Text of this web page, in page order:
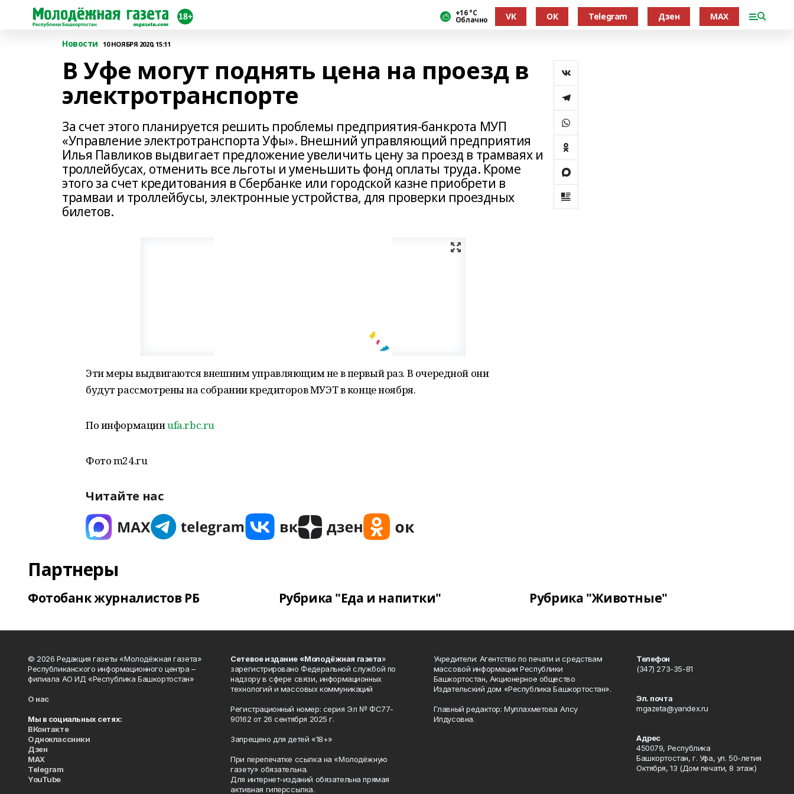
+16 °С
Облачно VK OK Telegram Дзен MAX
Новости 10 НОЯБРЯ 2020, 15:11
В Уфе могут поднять цена на проезд в
электротранспорте
За счет этого планируется решить проблемы предприятия-банкрота МУП
«Управление электротранспорта Уфы». Внешний управляющий предприятия
Илья Павликов выдвигает предложение увеличить цену за проезд в трамваях и
троллейбусах, отменить все льготы и уменьшить фонд оплаты труда. Кроме
этого за счет кредитования в Сбербанке или городской казне приобрети в
трамваи и троллейбусы, электронные устройства, для проверки проездных
билетов.
Эти меры выдвигаются внешним управляющим не в первый раз. В очередной они
будут рассмотрены на собрании кредиторов МУЭТ в конце ноября.
По информацииufa.rbc.ru
Фото m24.ru
Читайте нас
Партнеры
Фотобанк журналистов РБ Рубрика "Еда и напитки" Рубрика "Животные"
© 2026 Редакция газеты «Молодёжная газета»
Республиканского информационного центра –
филиала АО ИД «Республика Башкортостан»
О нас
Мы в социальных сетях:
ВКонтакте
Одноклассники
Дзен
MAX
Telegram
YouTube
Сетевое издание «Молодёжная газета»
зарегистрировано Федеральной службой по
надзору в сфере связи, информационных
технологий и массовых коммуникаций
Регистрационный номер: серия Эл № ФС77-
90162 от 26 сентября 2025 г.
Запрещено для детей «18+»
При перепечатке ссылка на «Молодёжную
газету» обязательна.
Для интернет-изданий обязательна прямая
активная гиперссылка.
Учредители: Агентство по печати и средствам
массовой информации Республики
Башкортостан, Акционерное общество
Издательский дом «Республика Башкортостан».
Главный редактор: Муллахметова Алсу
Илдусовна.
Телефон
(347) 273-35-81
Эл. почта
mgazeta@yandex.ru
Адрес
450079, Республика
Башкортостан, г. Уфа, ул. 50-летия
Октября, 13 (Дом печати, 8 этаж)